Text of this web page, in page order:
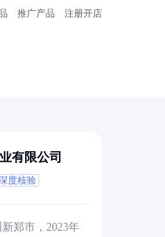
推广产品 注册开店
有限公司
度核验
郑市，2023年